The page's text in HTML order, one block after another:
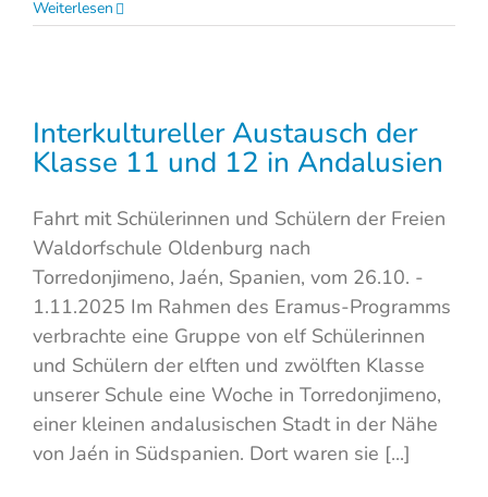
Weiterlesen
Interkultureller Austausch der
Klasse 11 und 12 in Andalusien
Fahrt mit Schülerinnen und Schülern der Freien
Waldorfschule Oldenburg nach
Torredonjimeno, Jaén, Spanien, vom 26.10. -
1.11.2025 Im Rahmen des Eramus-Programms
verbrachte eine Gruppe von elf Schülerinnen
und Schülern der elften und zwölften Klasse
unserer Schule eine Woche in Torredonjimeno,
einer kleinen andalusischen Stadt in der Nähe
von Jaén in Südspanien. Dort waren sie [...]